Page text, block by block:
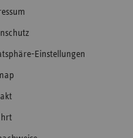
Einstellungen